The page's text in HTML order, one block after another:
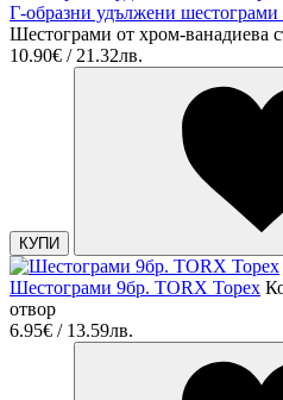
Г-образни удължени шестограми
Шестограми от хром-ванадиева
10.90€ / 21.32лв.
КУПИ
Шестограми 9бр. TORX Topex
отвор
6.95€ / 13.59лв.